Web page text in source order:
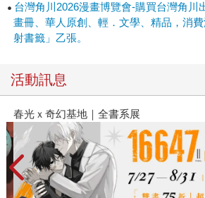
台灣角川2026漫畫博覽會-購買台灣角川
畫冊、華人原創、輕．文學、精品，消
射書籤」乙張。
活動訊息
春光ｘ奇幻基地｜全書系展